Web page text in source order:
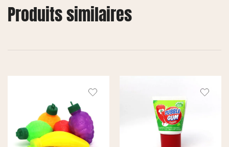
Produits similaires